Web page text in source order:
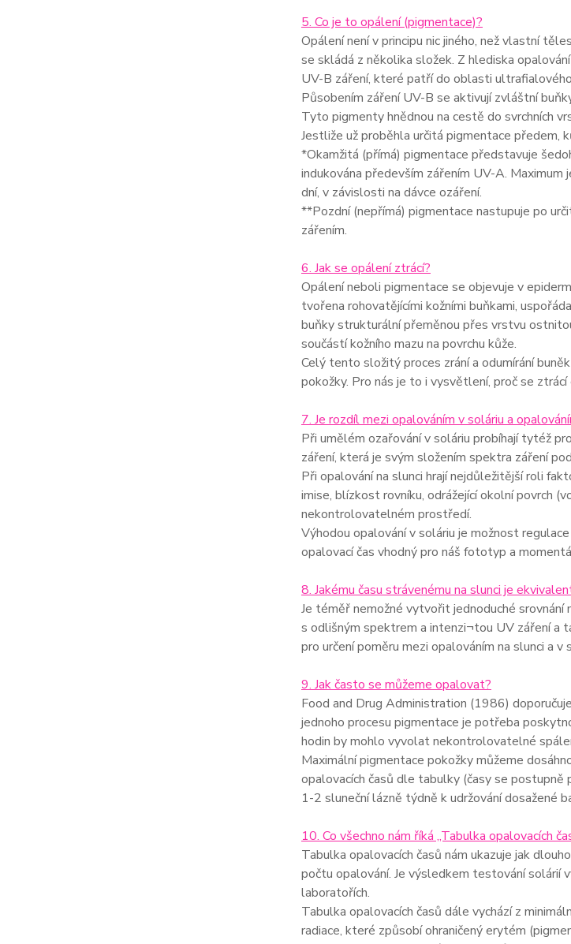
5. Co je to opálení (pigmentace)?
Opálení není v principu nic jiného, než vlastní
se skládá z několika složek. Z hlediska
UV-B záření, které patří do oblasti
Působením záření UV-B se aktivují zvláštní
Tyto pigmenty hnědnou na cestě do svrchních
Jestliže už proběhla určitá pigmentace předem,
*Okamžitá (přímá) pigmentace představuje
indukována především zářením UV-A.
dní, v závislosti na dávce ozáření.
**Pozdní (nepřímá) pigmentace nastupuje po
zářením.
6. Jak se opálení ztrácí?
Opálení neboli pigmentace se objevuje v
tvořena rohovatějícími kožními buňkami,
buňky strukturální přeměnou přes vrstvu
součástí kožního mazu na povrchu kůže.
Celý tento složitý proces zrání a odumírání
pokožky. Pro nás je to i vysvětlení, proč se
7. Je rozdíl mezi opalováním v soláriu a
Při umělém ozařování v soláriu probíhají tytéž
záření, která je svým složením spektra záření
Při opalování na slunci hrají nejdůležitější roli
imise, blízkost rovníku, odrážející okolní povrch
nekontrolovatelném prostředí.
Výhodou opalování v soláriu je možnost
opalovací čas vhodný pro náš fototyp a
8. Jakému času strávenému na slunci je
Je téměř nemožné vytvořit jednoduché srovnání
s odlišným spektrem a intenzi¬tou UV záření a
pro určení poměru mezi opalováním na slunci a v
9. Jak často se můžeme opalovat?
Food and Drug Administration (1986)
jednoho procesu pigmentace je potřeba
hodin by mohlo vyvolat nekontrolovatelné
Maximální pigmentace pokožky můžeme
opalovacích časů dle tabulky (časy se
1-2 sluneční lázně týdně k udržování dosažené
10. Co všechno nám říká „Tabulka opalovacích
Tabulka opalovacích časů nám ukazuje jak
počtu opalování. Je výsledkem testování solárií
laboratořích.
Tabulka opalovacích časů dále vychází z
radiace, které způsobí ohraničený erytém